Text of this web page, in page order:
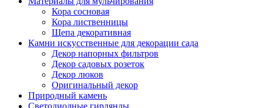
Кора сосновая
Кора лиственницы
Щепа декоративная
Камни искусственные для декорации сада
Декор напорных фильтров
Декор садовых розеток
Декор люков
Оригинальный декор
Природный камень
Светодиодные гирлянды